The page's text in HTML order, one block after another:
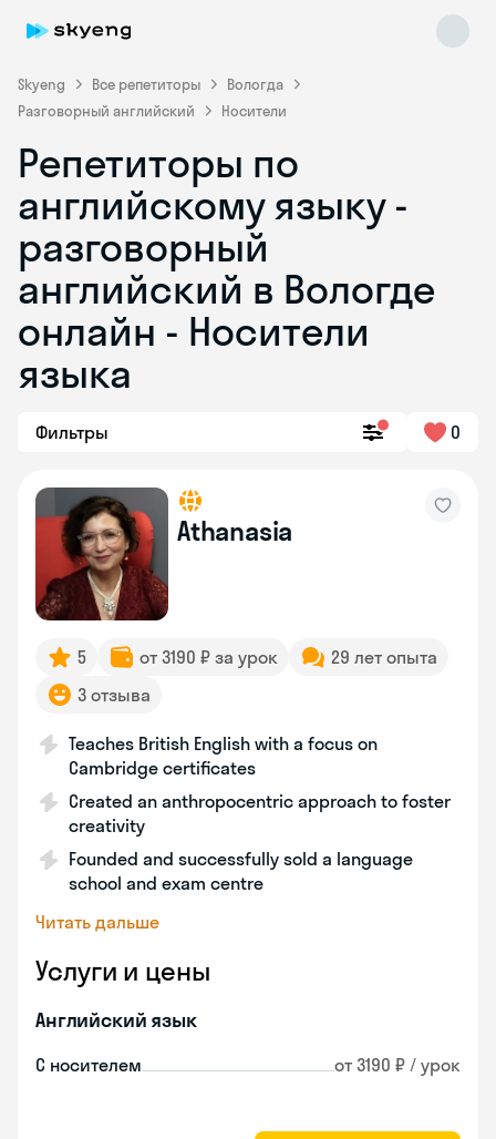
Skyeng Все репетиторы
Вологда
Разговорный английский
Носители
Репетиторы по
английскому языку -
разговорный
английский в Вологде
онлайн - Носители
языка
Фильтры 0
Athanasia
5 от 3190 ₽ за урок
29 лет опыта
3 отзыва
Teaches British English with a focus on
Cambridge certificates
Created an anthropocentric approach to foster
creativity
Founded and successfully sold a language
school and exam centre
Читать дальше
Услуги и цены
Английский язык
С носителем от 3190 ₽ / урок
Skyeng Chat